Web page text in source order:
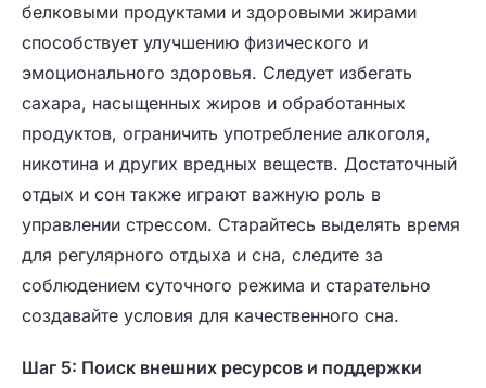
белковыми продуктами и здоровыми жирами
способствует улучшению физического и
эмоционального здоровья. Следует избегать
сахара, насыщенных жиров и обработанных
продуктов, ограничить употребление алкоголя,
никотина и других вредных веществ. Достаточный
отдых и сон также играют важную роль в
управлении стрессом. Старайтесь выделять время
для регулярного отдыха и сна, следите за
соблюдением суточного режима и старательно
создавайте условия для качественного сна.
Шаг 5: Поиск внешних ресурсов и поддержки